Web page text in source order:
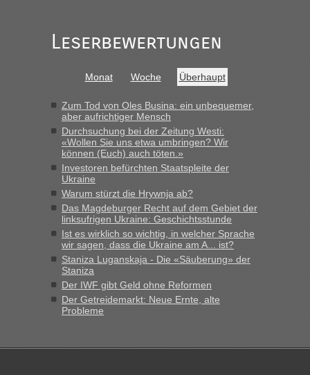
Bernd D-UAinBerichte und Reisetipps • Re: An welchem
„Bin am Montag 15.6.26 um 8 Uhr in Urgyniw ausgereist,
das erste Mal an einem Montagmorgen ca. 15 Fahrzeuge
vor mir, bin sonst der Erste oder Zweite, egal, nach ca 20
Minuten wurde dann die nächste Welle...“
Berichte und Reisetipps • Re: An welchem
Grenzübergang zwischen Polen und der Ukraine geht es am
schnellsten?
„Derzeit, ist es überall sehr voll an den Grenzen Ukraine/
Polen. Zb. Krakovets 100 PKW ca. 10 h Wartezeit. Wollen
Montag rüber, versuchen es sehr früh.“
Leserbewertungen
Monat Woche Überhaupt
Zum Tod von Oles Busina: ein unbequemer,
aber aufrichtiger Mensch
Durchsuchung bei der Zeitung Westi:
«Wollen Sie uns etwa umbringen? Wir
können (Euch) auch töten.»
Investoren befürchten Staatspleite der
Ukraine
Warum stürzt die Hrywnja ab?
Das Magdeburger Recht auf dem Gebiet der
linksufrigen Ukraine: Geschichtsstunde
Ist es wirklich so wichtig, in welcher Sprache
wir sagen, dass die Ukraine am A... ist?
Staniza Luganskaja - Die «Säuberung» der
Staniza
Der IWF gibt Geld ohne Reformen
Der Getreidemarkt: Neue Ernte, alte
Probleme